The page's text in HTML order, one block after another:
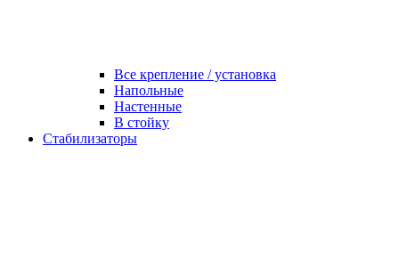
Все крепление / установка
Напольные
Настенные
В стойку
Стабилизаторы